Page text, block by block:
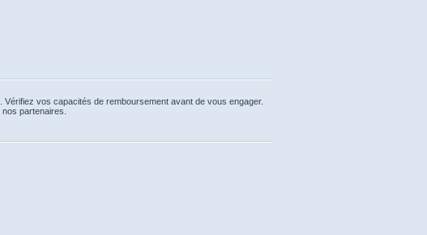
vos capacités de remboursement avant de vous engager.
partenaires.